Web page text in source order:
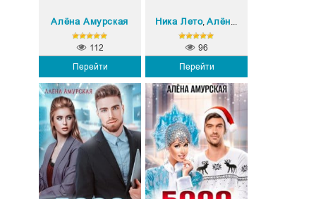
Алёна Амурская
Перейти
112
Ника Лето,Алёна Амурская
Перейти
96